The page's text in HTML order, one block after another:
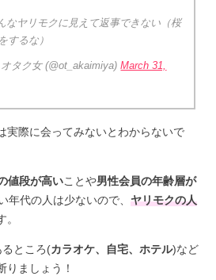
なヤリモクに見えて返事できない（桜
するな）
タク女 (@ot_akaimiya)March 31,
実際に会ってみないとわからないで
値段が高いことや男性会員の年齢層が
年代の人は少ないので、ヤリモクの人
。
るところ(カラオケ、自宅、ホテル)など
りましょう！